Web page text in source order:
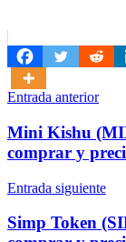
Navegación
de
entradas
Entrada anterior
Mini Kishu
comprar y
Entrada siguiente
Simp Token